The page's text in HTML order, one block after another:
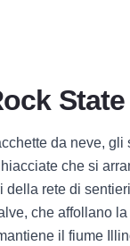
da neve,
che si
della rete di
che affollano
il fiume